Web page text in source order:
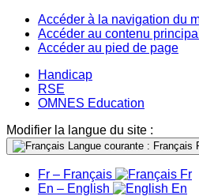
Accéder à la navigation du
Accéder au contenu principal
Accéder au pied de page
Handicap
RSE
OMNES Education
Modifier la langue du site :
Langue courante : Français
Fr – Français
Fr
En – English
En